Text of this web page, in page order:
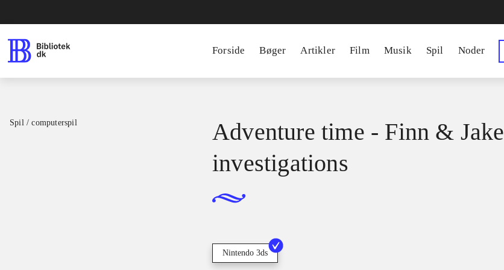
Forside Bøger Artikler Film Musik Spil Noder
Spil / computerspil
Adventure time - Finn & Jake
investigations
Nintendo 3ds